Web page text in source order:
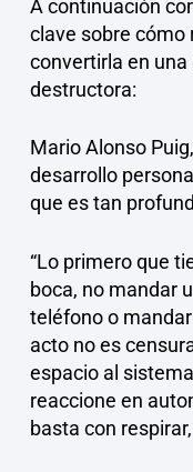
A continuación
clave sobre cómo
convertirla en una
destructora:
Mario Alonso
desarrollo
que es tan
“Lo primero que
boca, no mandar
teléfono o
acto no es
espacio al
reaccione en
basta con